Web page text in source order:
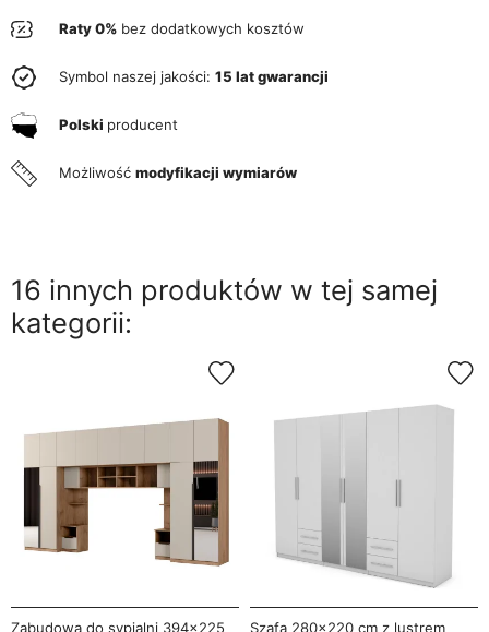
Raty 0% bez dodatkowych kosztów
Symbol naszej jakości: 15 lat gwarancji
Polski producent
Możliwość modyfikacji wymiarów
16 innych produktów w tej samej
kategorii:
Zabudowa do sypialni 394x225
Szafa 280x220 cm z lustrem